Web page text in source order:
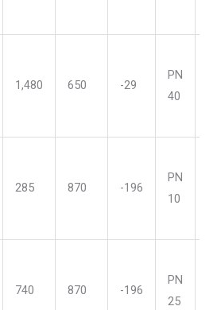
1,480 650 -29
PN
40
285 870 -196
PN
10
740 870 -196
PN
25